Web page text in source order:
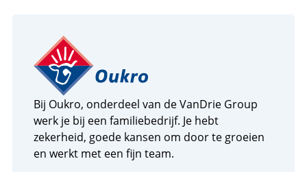
Bij Oukro, onderdeel van de VanDrie Group
werk je bij een familiebedrijf. Je hebt
zekerheid, goede kansen om door te groeien
en werkt met een fijn team.